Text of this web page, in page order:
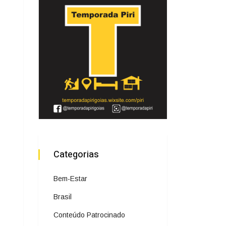
Categorias
Bem-Estar
Brasil
Conteúdo Patrocinado